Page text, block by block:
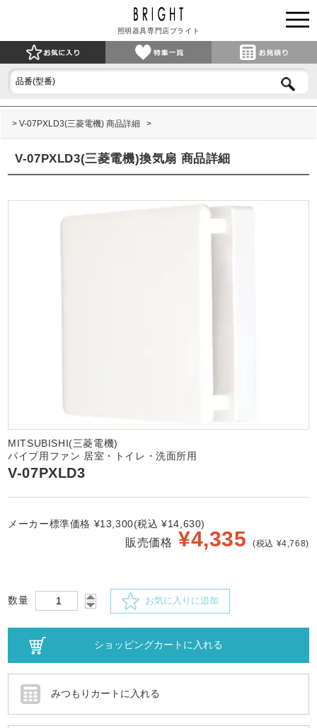
照明器具専門店ブライト
V-07PXLD3(三菱電機) 商品詳細
V-07PXLD3(三菱電機)換気扇 商品詳細
MITSUBISHI(三菱電機)
パイプ用ファン 居室・トイレ・洗面所用
V-07PXLD3
メーカー標準価格 ¥13,300(税込 ¥14,630)
販売価格 ¥4,335 (税込 ¥4,768)
数量 お気に入りに追加